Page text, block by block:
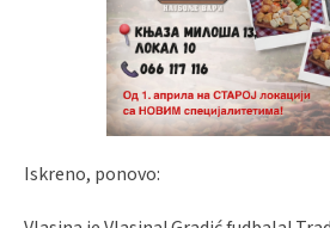
Iskreno, ponovo: